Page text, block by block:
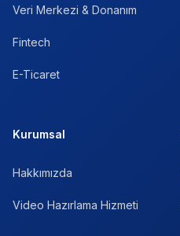
Veri Merkezi & Donanım
Fintech
E-Ticaret
Kurumsal
Hakkımızda
Video Hazırlama Hizmeti